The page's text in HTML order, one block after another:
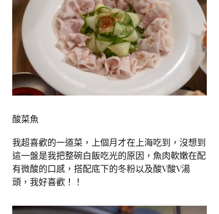
酸菜魚
我超喜歡的一道菜，上個月才在上海吃到，沒想到
這一盤是我把整碗白飯吃光的原因，魚肉軟嫩在配
有微酸的口感，搭配底下的冬粉以及酸V酸V湯
頭，我好喜歡！！